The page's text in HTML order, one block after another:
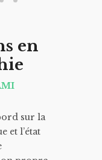
en
sur la
et l’état